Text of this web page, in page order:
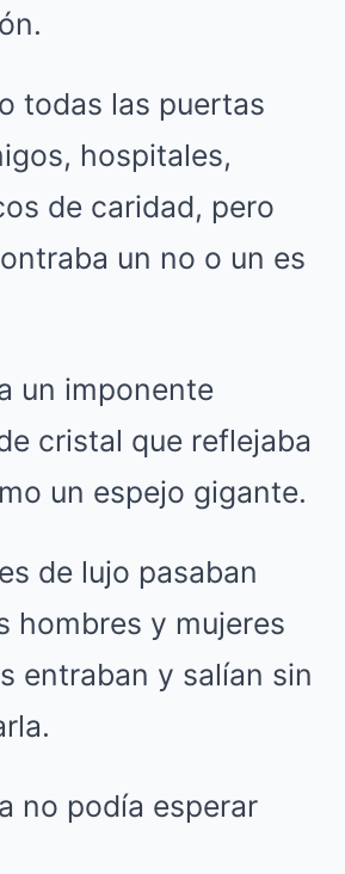
todas las puertas
hospitales,
de caridad, pero
un no o un es
un imponente
cristal que reflejaba
un espejo gigante.
de lujo pasaban
hombres y mujeres
entraban y salían sin
no podía esperar